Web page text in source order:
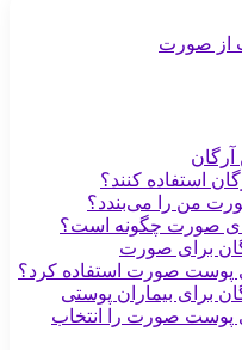
از صورت
استفاده کنند؟
من را می‌بندد؟
صورت چگونه است؟
برای صورت
پوست صورت استفاده کرد؟
برای بیماران پوستی
پوست صورت را انتخاب